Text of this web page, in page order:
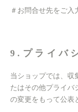
＃お問合せ先をご入
9.プライバ
当ショップでは、収
たはその他プライバ
の変更をもって公表